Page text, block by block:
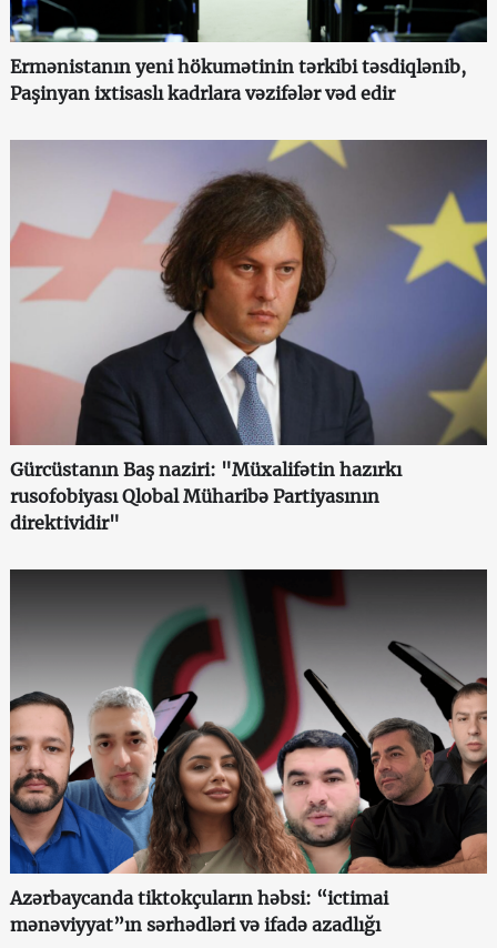
Ermənistanın yeni hökumətinin tərkibi təsdiqlənib,
Paşinyan ixtisaslı kadrlara vəzifələr vəd edir
Gürcüstanın Baş naziri: "Müxalifətin hazırkı
rusofobiyası Qlobal Müharibə Partiyasının
direktividir"
Azərbaycanda tiktokçuların həbsi: “ictimai
mənəviyyat”ın sərhədləri və ifadə azadlığı